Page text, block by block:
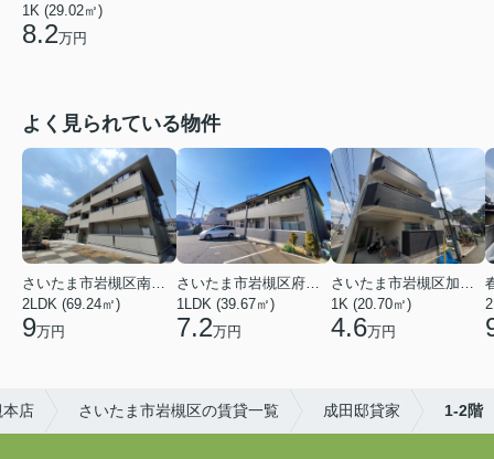
1K (29.02㎡)
8.2万円
よく見られている物件
2LDK (69.24㎡)
9万円
1LDK (39.67㎡)
7.2万円
1K (20.70㎡)
4.6万円
本店 さいたま市岩槻区の賃貸一覧 成田邸貸家 1-2階